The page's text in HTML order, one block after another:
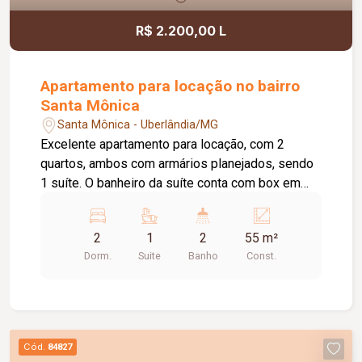
R$ 2.200,00 L
Apartamento para locação no bairro
Santa Mônica
Santa Mônica - Uberlândia/MG
Excelente apartamento para locação, com 2
quartos, ambos com armários planejados, sendo
1 suíte. O banheiro da suíte conta com box em
ampla e bem iluminada, sacada com
churrasqueira, cozinha com armários planejados e
cooktop, área de serviço com armário e banheiro
com capacidade para 2 carros. Um imóvel
confortável, funcional e pronto para morar.
2
Dorm.
1
Suite
2
Banho
55 m²
Const.
Cód. 84827